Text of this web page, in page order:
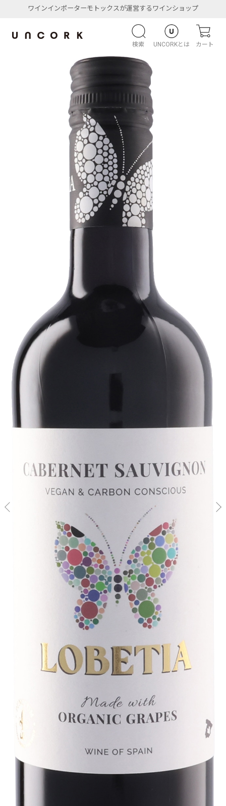
ワインインポーターモトックスが運営するワインショップ
検索 UNCORKとは カート